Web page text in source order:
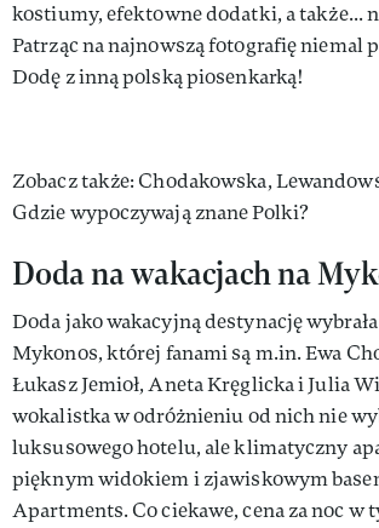
kostiumy, efektowne dodatki, a także...
Patrząc na najnowszą fotografię niemal
Dodę z inną polską piosenkarką!
Zobacz także: Chodakowska,
Gdzie wypoczywają znane Polki?
Doda na wakacjach na
Doda jako wakacyjną destynację
Mykonos, której fanami są m.in. Ewa
Łukasz Jemioł, Aneta Kręglicka i Julia
wokalistka w odróżnieniu od nich nie
luksusowego hotelu, ale klimatyczny
pięknym widokiem i zjawiskowym
Apartments. Co ciekawe, cena za noc w